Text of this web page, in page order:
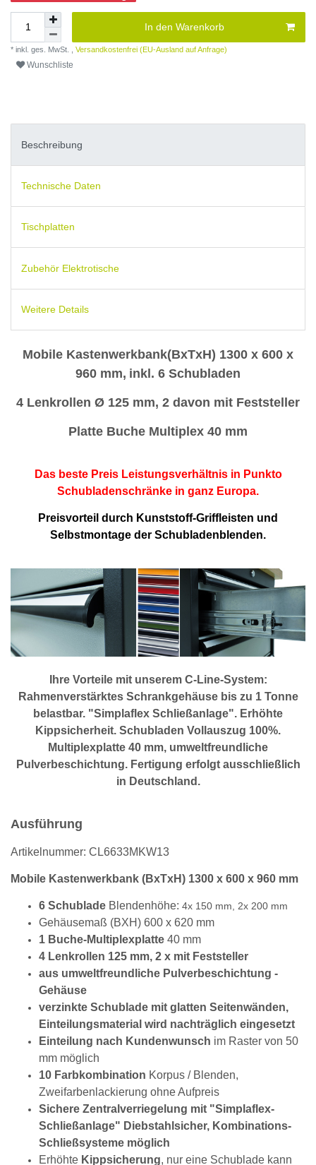
In den Warenkorb
* inkl. ges. MwSt. , Versandkostenfrei (EU-Ausland auf Anfrage)
Wunschliste
Beschreibung
Technische Daten
Tischplatten
Zubehör Elektrotische
Weitere Details
Mobile Kastenwerkbank(BxTxH) 1300 x 600 x
960 mm, inkl. 6 Schubladen
4 Lenkrollen Ø 125 mm, 2 davon mit Feststeller
Platte Buche Multiplex 40 mm
Das beste Preis Leistungsverhältnis in Punkto
Schubladenschränke in ganz Europa.
Preisvorteil durch Kunststoff-Griffleisten und
Selbstmontage der Schubladenblenden.
Ihre Vorteile mit unserem C-Line-System:
Rahmenverstärktes Schrankgehäuse bis zu 1 Tonne
belastbar. "Simplaflex Schließanlage". Erhöhte
Kippsicherheit. Schubladen Vollauszug 100%.
Multiplexplatte 40 mm, umweltfreundliche
Pulverbeschichtung. Fertigung erfolgtausschließlich
in Deutschland.
Ausführung
Artikelnummer: CL6633MKW13
Mobile Kastenwerkbank (BxTxH) 1300 x 600 x 960 mm
6 Schublade Blendenhöhe: 4x 150 mm, 2x 200 mm
Gehäusemaß (BXH) 600 x 620 mm
1 Buche-Multiplexplatte 40 mm
4 Lenkrollen 125 mm, 2 x mit Feststeller
aus umweltfreundliche Pulverbeschichtung -
Gehäuse
verzinkte Schublade mit glatten Seitenwänden,
Einteilungsmaterial wird nachträglich eingesetzt
Einteilung nach Kundenwunsch im Raster von 50
mm möglich
10 Farbkombination Korpus / Blenden,
Zweifarbenlackierung ohne Aufpreis
Sichere Zentralverriegelung mit "Simplaflex-
Schließanlage" Diebstahlsicher, Kombinations-
Schließsysteme möglich
Erhöhte Kippsicherung, nur eine Schublade kann